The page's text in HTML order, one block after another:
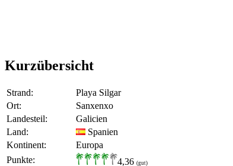
Kurzübersicht
Strand:
Playa Silgar
Ort:
Sanxenxo
Landesteil:
Galicien
Land:
Spanien
Kontinent:
Europa
Punkte:
4,36 (gut)